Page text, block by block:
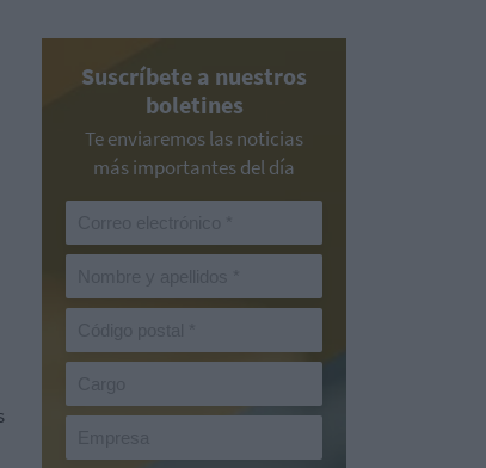
Suscríbete a nuestros
boletines
Te enviaremos las noticias
más importantes del día